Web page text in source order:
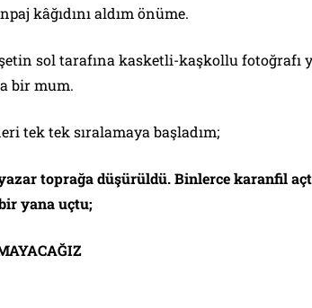
kâğıdını aldım önüme.
sol tarafına kasketli-kaşkollu fotoğrafı
bir mum.
tek tek sıralamaya başladım;
toprağa düşürüldü. Binlerce karanfil
yana uçtu;